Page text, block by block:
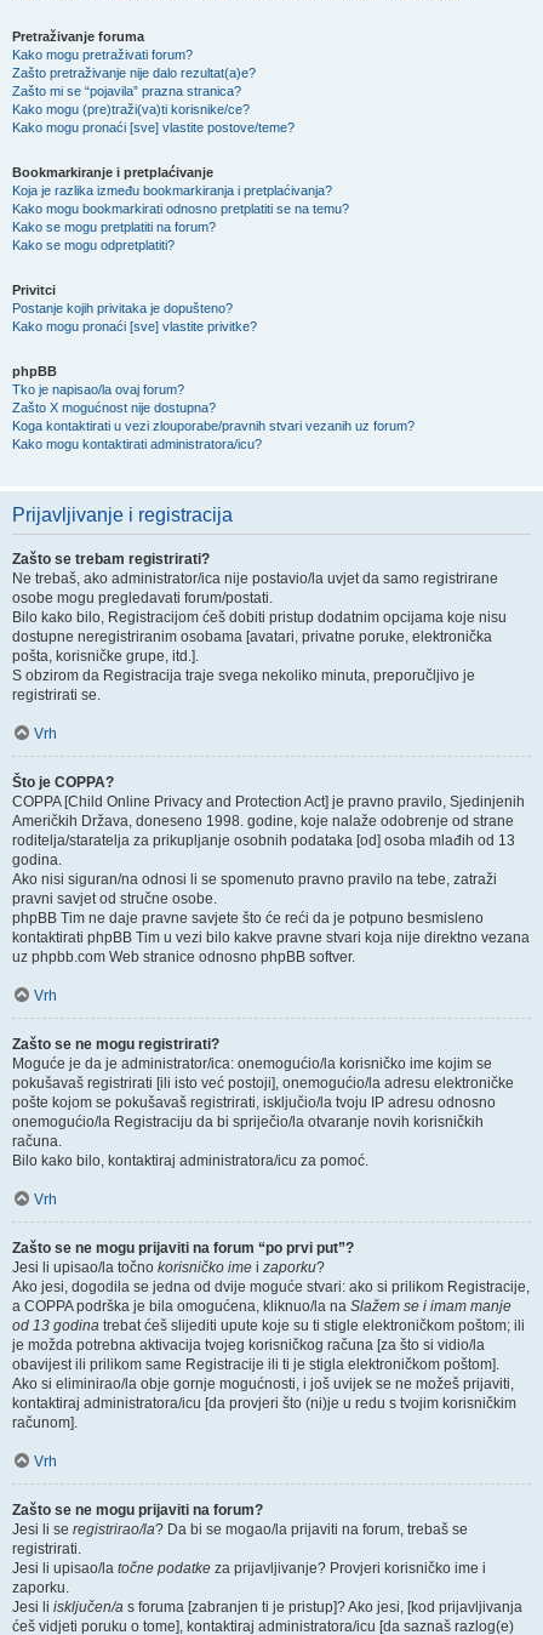
Pretraživanje foruma
Kako mogu pretraživati forum?
Zašto pretraživanje nije dalo rezultat(a)e?
Zašto mi se “pojavila” prazna stranica?
Kako mogu (pre)traži(va)ti korisnike/ce?
Kako mogu pronaći [sve] vlastite postove/teme?
Bookmarkiranje i pretplaćivanje
Koja je razlika između bookmarkiranja i pretplaćivanja?
Kako mogu bookmarkirati odnosno pretplatiti se na temu?
Kako se mogu pretplatiti na forum?
Kako se mogu odpretplatiti?
Privitci
Postanje kojih privitaka je dopušteno?
Kako mogu pronaći [sve] vlastite privitke?
phpBB
Tko je napisao/la ovaj forum?
Zašto X mogućnost nije dostupna?
Koga kontaktirati u vezi zlouporabe/pravnih stvari vezanih uz forum?
Kako mogu kontaktirati administratora/icu?
Prijavljivanje i registracija
Zašto se trebam registrirati?
Ne trebaš, ako administrator/ica nije postavio/la uvjet da samo registrirane
osobe mogu pregledavati forum/postati.
Bilo kako bilo, Registracijom ćeš dobiti pristup dodatnim opcijama koje nisu
dostupne neregistriranim osobama [avatari, privatne poruke, elektronička
pošta, korisničke grupe, itd.].
S obzirom da Registracija traje svega nekoliko minuta, preporučljivo je
registrirati se.
Vrh
Što je COPPA?
COPPA [Child Online Privacy and Protection Act] je pravno pravilo, Sjedinjenih
Američkih Država, doneseno 1998. godine, koje nalaže odobrenje od strane
roditelja/staratelja za prikupljanje osobnih podataka [od] osoba mlađih od 13
godina.
Ako nisi siguran/na odnosi li se spomenuto pravno pravilo na tebe, zatraži
pravni savjet od stručne osobe.
phpBB Tim ne daje pravne savjete što će reći da je potpuno besmisleno
kontaktirati phpBB Tim u vezi bilo kakve pravne stvari koja nije direktno vezana
uz phpbb.com Web stranice odnosno phpBB softver.
Vrh
Zašto se ne mogu registrirati?
Moguće je da je administrator/ica: onemogućio/la korisničko ime kojim se
pokušavaš registrirati [ili isto već postoji], onemogućio/la adresu elektroničke
pošte kojom se pokušavaš registrirati, isključio/la tvoju IP adresu odnosno
onemogućio/la Registraciju da bi spriječio/la otvaranje novih korisničkih
računa.
Bilo kako bilo, kontaktiraj administratora/icu za pomoć.
Vrh
Zašto se ne mogu prijaviti na forum “po prvi put”?
Jesi li upisao/la točno korisničko ime i zaporku?
Ako jesi, dogodila se jedna od dvije moguće stvari: ako si prilikom Registracije,
a COPPA podrška je bila omogućena, kliknuo/la na Slažem se i imam manje
od 13 godina trebat ćeš slijediti upute koje su ti stigle elektroničkom poštom; ili
je možda potrebna aktivacija tvojeg korisničkog računa [za što si vidio/la
obavijest ili prilikom same Registracije ili ti je stigla elektroničkom poštom].
Ako si eliminirao/la obje gornje mogućnosti, i još uvijek se ne možeš prijaviti,
kontaktiraj administratora/icu [da provjeri što (ni)je u redu s tvojim korisničkim
računom].
Vrh
Zašto se ne mogu prijaviti na forum?
Jesi li se registrirao/la? Da bi se mogao/la prijaviti na forum, trebaš se
registrirati.
Jesi li upisao/la točne podatke za prijavljivanje? Provjeri korisničko ime i
zaporku.
Jesi li isključen/a s foruma [zabranjen ti je pristup]? Ako jesi, [kod prijavljivanja
ćeš vidjeti poruku o tome], kontaktiraj administratora/icu [da saznaš razlog(e)